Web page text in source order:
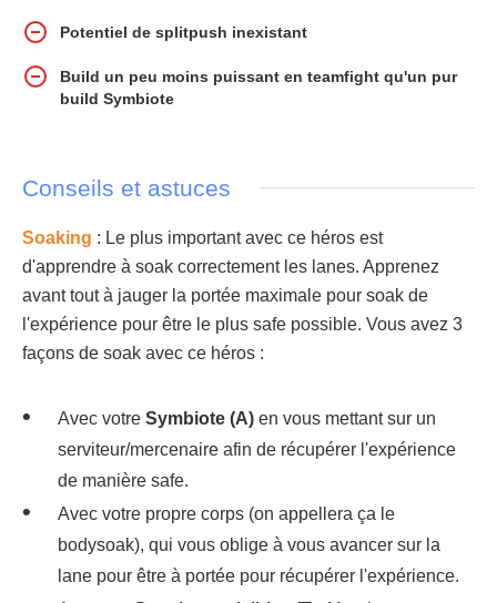
Potentiel de splitpush inexistant
Build un peu moins puissant en teamfight qu'un pur
build Symbiote
Conseils et astuces
Soaking : Le plus important avec ce héros est
d'apprendre à soak correctement les lanes. Apprenez
avant tout à jauger la portée maximale pour soak de
l'expérience pour être le plus safe possible. Vous avez 3
façons de soak avec ce héros :
Avec votre Symbiote (A) en vous mettant sur un
serviteur/mercenaire afin de récupérer l'expérience
de manière safe.
Avec votre propre corps (on appellera ça le
bodysoak), qui vous oblige à vous avancer sur la
lane pour être à portée pour récupérer l'expérience.